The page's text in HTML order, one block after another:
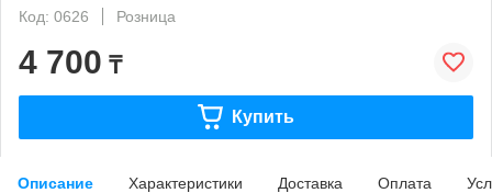
Код: 0626
Розница
4 700 ₸
Купить
Описание Характеристики Доставка Оплата